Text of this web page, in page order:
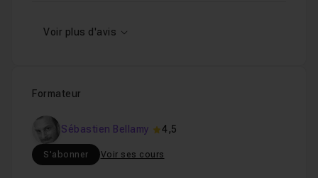
Voir plus d'avis
Formateur
Sébastien Bellamy 4,5
S'abonner Voir ses cours